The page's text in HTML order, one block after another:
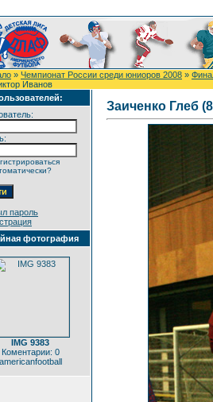
» Чемпионат России среди юниоров 2008 »
Иванов
пароль
фотография
IMG 9383
Коментарии: 0
americanfootball
Заиченко Глеб